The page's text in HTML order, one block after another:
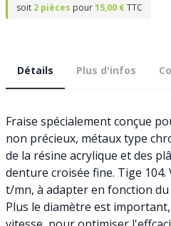
soit 2 pièces pour15,00 €TTC
Détails Plus d'infos
Fraise spécialement conçue
non précieux, métaux type
de la résine acrylique et des
denture croisée fine. Tige 104.
t/mn, à adapter en fonction
Plus le diamètre est